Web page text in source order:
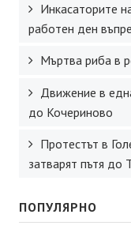
Инкасаторите
работен ден
Мъртва риба в
Движение в
до Кочериново
Протестът в
затварят пътя до
ПОПУЛЯРНО